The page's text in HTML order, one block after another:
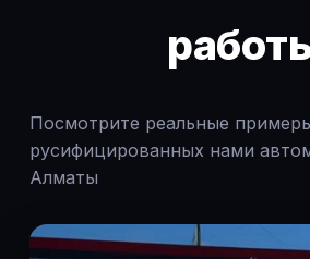
Посмотрите реальные
русифицированных нами
Алматы